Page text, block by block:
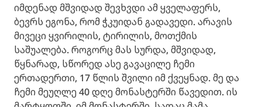
იმდენად მშვიდად შევხვდი ამ ყველაფერს,
ბევრს ეგონა, რომ ჭკუიდან გადავედი. არავის
მივეცი ყვირილის, ტირილის, მოთქმის
საშუალება. როგორც მას სურდა, მშვიდად,
წყნარად, სწორედ ასე გავაცილე ჩემი
ერთადერთი, 17 წლის შვილი იმ ქვეყნად. მე და
ჩემი მეუღლე 40 დღე მონასტერში წავედით. ის